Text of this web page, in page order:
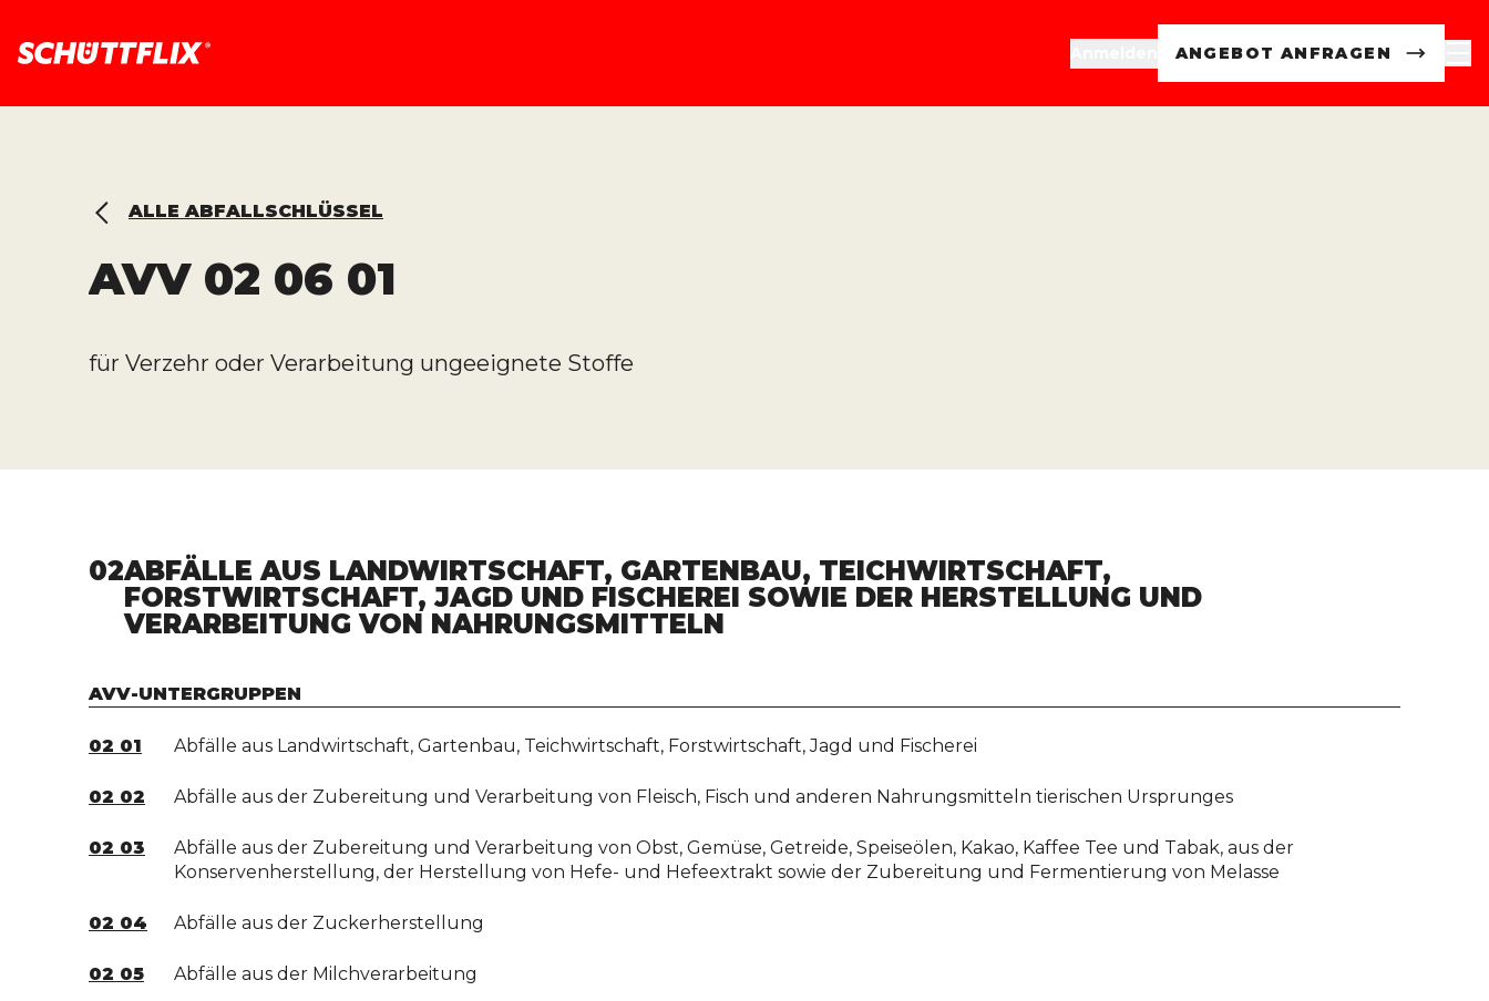
ANGEBOT ANFRAGEN
ALLE ABFALLSCHLÜSSEL
AVV 02 06 01
für Verzehr oder Verarbeitung ungeeignete Stoffe
02ABFÄLLE AUS LANDWIRTSCHAFT, GARTENBAU, TEICHWIRTSCHAFT,
FORSTWIRTSCHAFT, JAGD UND FISCHEREI SOWIE DER HERSTELLUNG UND
VERARBEITUNG VON NAHRUNGSMITTELN
AVV-UNTERGRUPPEN
02 01 Abfälle aus Landwirtschaft, Gartenbau, Teichwirtschaft, Forstwirtschaft, Jagd und Fischerei
02 02 Abfälle aus der Zubereitung und Verarbeitung von Fleisch, Fisch und anderen Nahrungsmitteln tierischen Ursprunges
02 03
Abfälle aus der Zubereitung und Verarbeitung von Obst, Gemüse, Getreide, Speiseölen, Kakao, Kaffee Tee und Tabak, aus der
Konservenherstellung, der Herstellung von Hefe- und Hefeextrakt sowie der Zubereitung und Fermentierung von Melasse
02 04 Abfälle aus der Zuckerherstellung
02 05 Abfälle aus der Milchverarbeitung